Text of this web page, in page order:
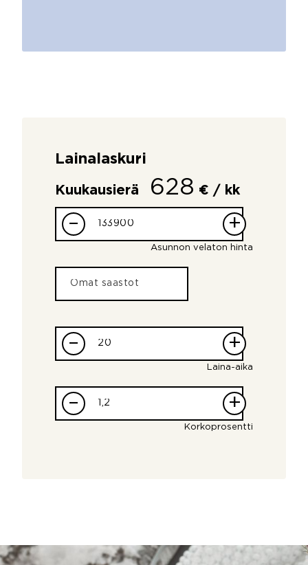
Lainalaskuri
Kuukausierä 628 € / kk
– +
Asunnon velaton hinta
– +
Laina-aika
– +
Korkoprosentti